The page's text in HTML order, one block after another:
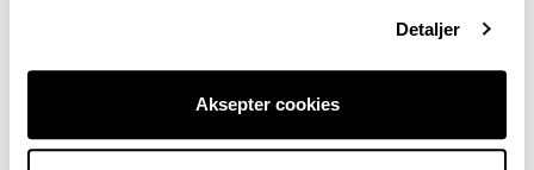
Detaljer
Aksepter cookies
God vidde på modellen
XL – 8XL